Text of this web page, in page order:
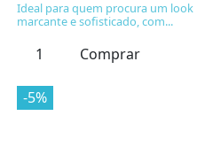
Ideal para quem procura um look
marcante e sofisticado, com...
Comprar
-5%